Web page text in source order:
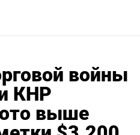
войны
КНР
выше